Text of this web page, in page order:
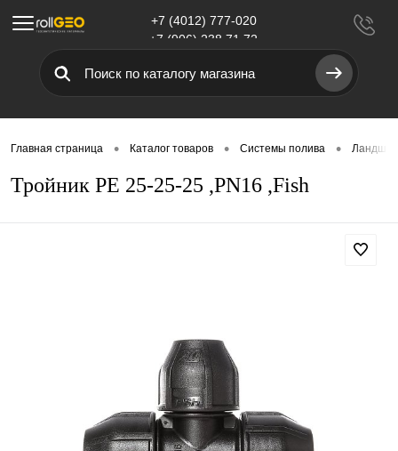
Меню
+7 (4012) 777-020
+7 (906) 238 71 72
Главная страница • Каталог товаров • Системы полива •
Тройник PE 25-25-25 ,PN16 ,Fish